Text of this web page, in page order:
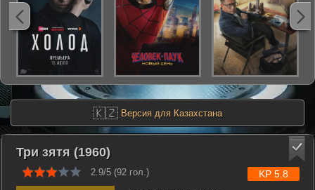
🇰🇿 Версия для Казахстана
Три зятя (1960)
2.9/5 (92 гол.) KP 5.8